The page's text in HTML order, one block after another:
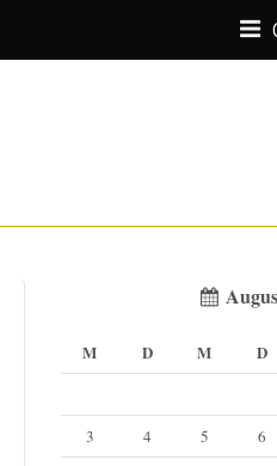
M D M D
3
4 5 6